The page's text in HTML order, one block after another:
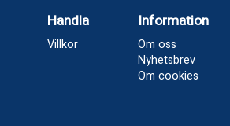
Handla
Villkor
Information
Om oss
Nyhetsbrev
Om cookies